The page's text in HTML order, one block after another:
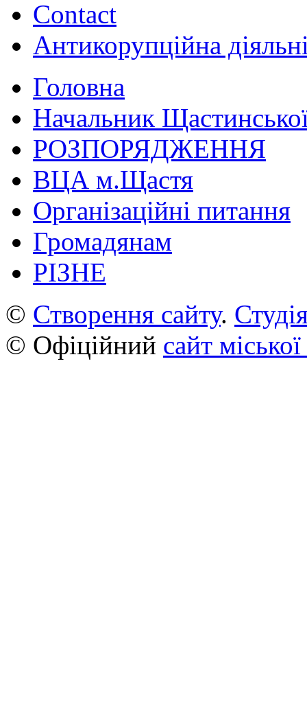
Contact
Антикорупційна
Головна
Начальник
РОЗПОРЯДЖЕННЯ
ВЦА м.Щастя
Організаційні питання
Громадянам
РІЗНЕ
© Створення сайту.
© Офіційний сайт